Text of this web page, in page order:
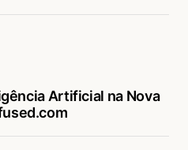
Artificial na Nova